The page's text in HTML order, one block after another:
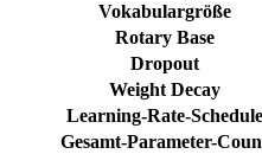
Vokabulargröße
Rotary Base
Dropout
Weight Decay
Learning-Rate-Schedule
Gesamt-Parameter-